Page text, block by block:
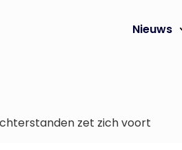
Nieuws
zet zich voort